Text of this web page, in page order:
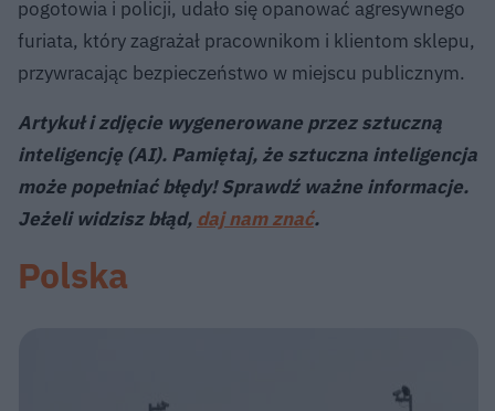
pogotowia i policji, udało się opanować agresywnego
furiata, który zagrażał pracownikom i klientom sklepu,
przywracając bezpieczeństwo w miejscu publicznym.
Artykuł i zdjęcie wygenerowane przez sztuczną
inteligencję (AI). Pamiętaj, że sztuczna inteligencja
może popełniać błędy! Sprawdź ważne informacje.
Jeżeli widzisz błąd, daj nam znać.
Polska